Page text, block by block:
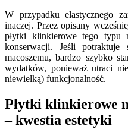
W przypadku elastycznego
inaczej. Przez opisany
płytki klinkierowe tego typu
konserwacji. Jeśli
macoszemu, bardzo szybko
wydatków, ponieważ utraci
niewielką) funkcjonalność.
Płytki klinkierowe
– kwestia estetyki